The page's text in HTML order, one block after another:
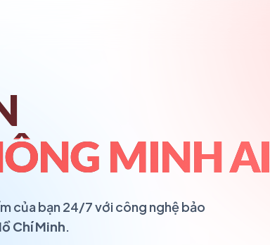
MINH AI
của bạn 24/7 với công nghệ bảo
Chí Minh.